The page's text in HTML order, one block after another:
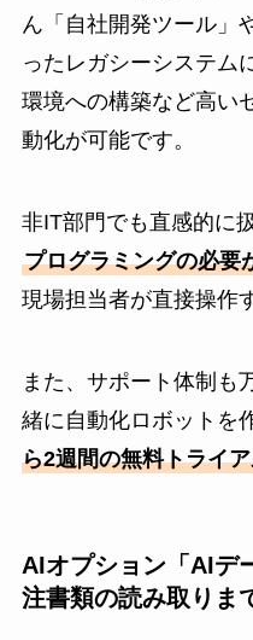
ん「自社開発ツール」
ったレガシーシステム
環境への構築など高い
動化が可能です。
非IT部門でも直感的に
プログラミングの必要
現場担当者が直接操作
また、サポート体制も
緒に自動化ロボットを
ら2週間の無料トライ
AIオプション「AIデ
注書類の読み取りま